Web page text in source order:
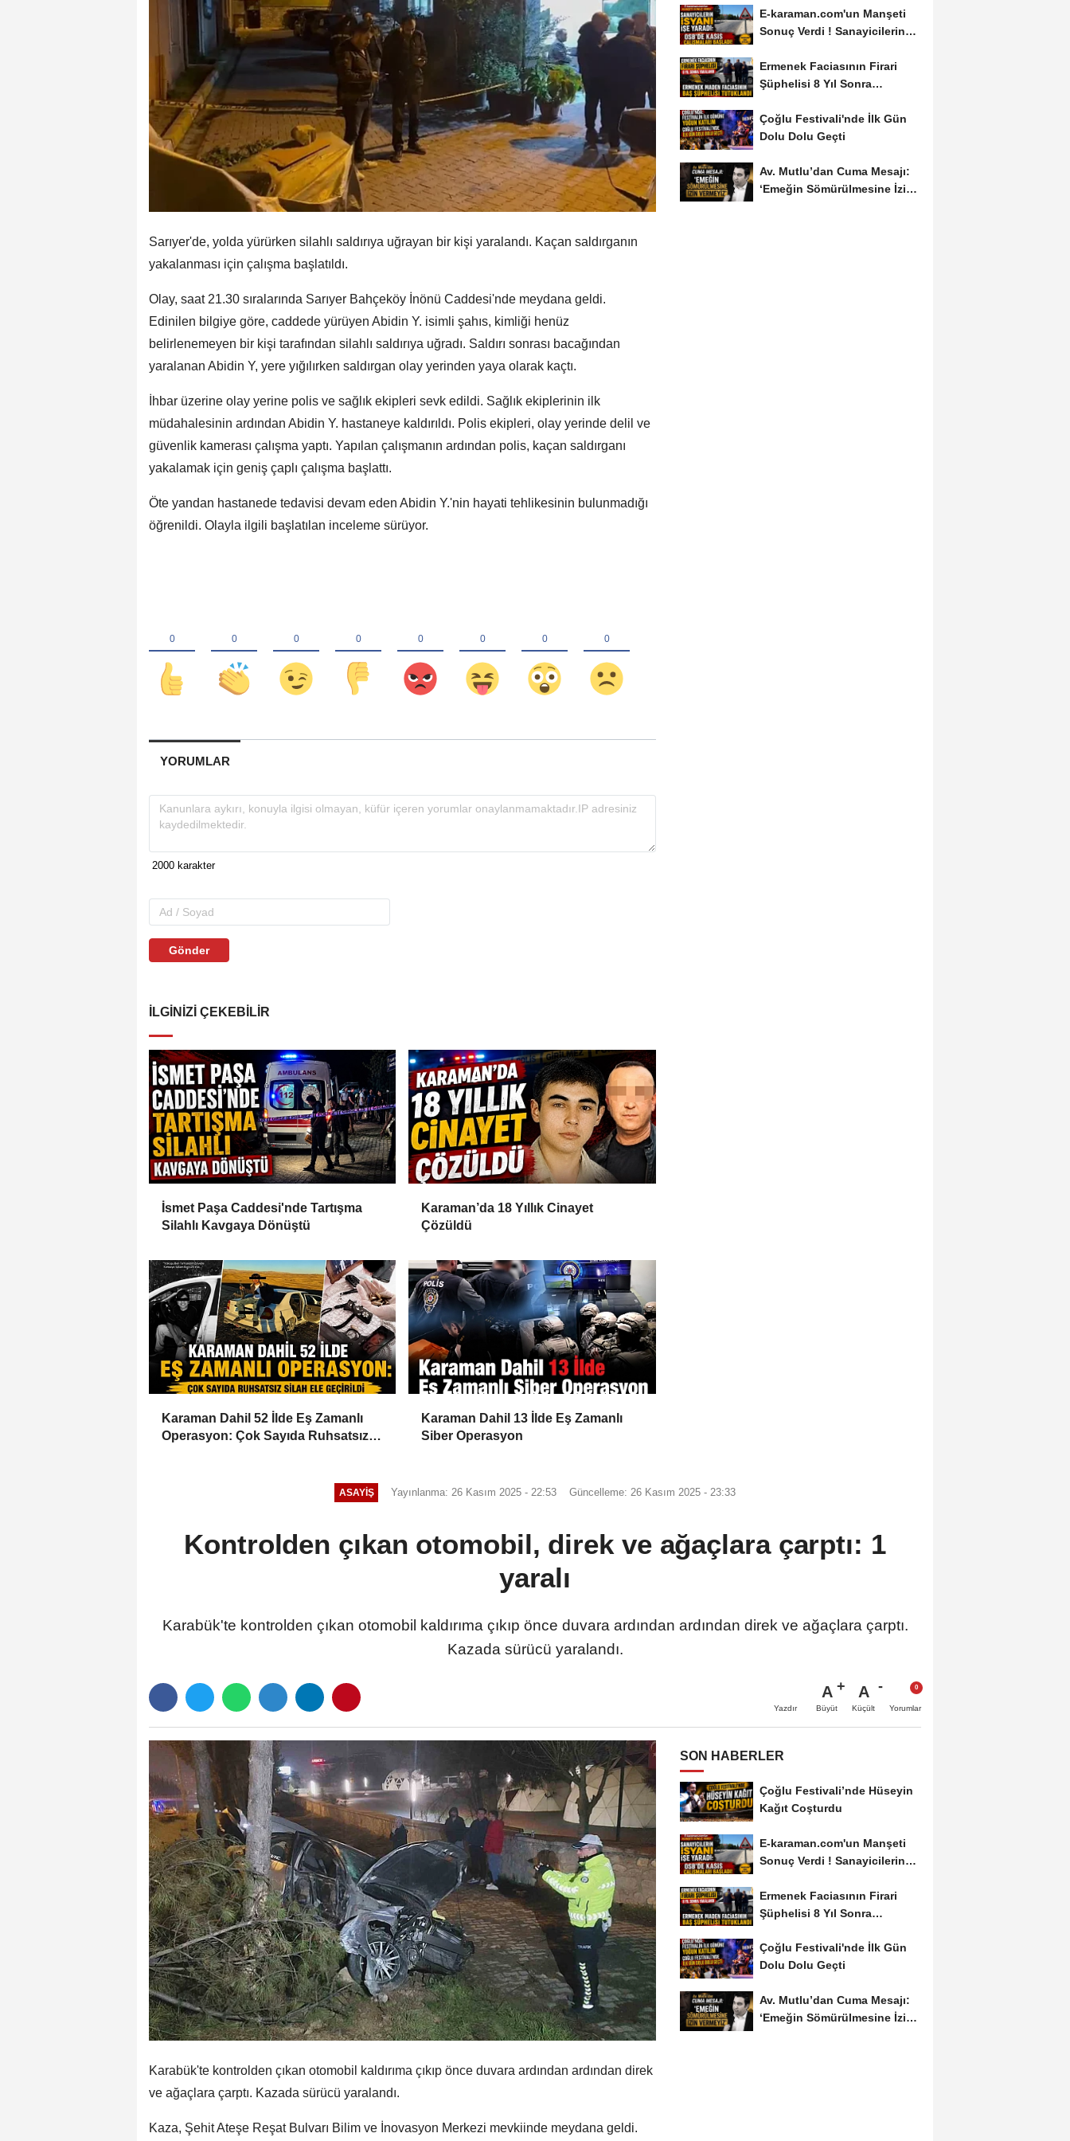
Sarıyer'de, yolda yürürken silahlı saldırıya uğrayan bir kişi yaralandı. Kaçan saldırganın
yakalanması için çalışma başlatıldı.
Olay, saat 21.30 sıralarında Sarıyer Bahçeköy İnönü Caddesi'nde meydana geldi.
Edinilen bilgiye göre, caddede yürüyen Abidin Y. isimli şahıs, kimliği henüz
belirlenemeyen bir kişi tarafından silahlı saldırıya uğradı. Saldırı sonrası bacağından
yaralanan Abidin Y, yere yığılırken saldırgan olay yerinden yaya olarak kaçtı.
İhbar üzerine olay yerine polis ve sağlık ekipleri sevk edildi. Sağlık ekiplerinin ilk
müdahalesinin ardından Abidin Y. hastaneye kaldırıldı. Polis ekipleri, olay yerinde delil ve
güvenlik kamerası çalışma yaptı. Yapılan çalışmanın ardından polis, kaçan saldırganı
yakalamak için geniş çaplı çalışma başlattı.
Öte yandan hastanede tedavisi devam eden Abidin Y.'nin hayati tehlikesinin bulunmadığı
öğrenildi. Olayla ilgili başlatılan inceleme sürüyor.
YORUMLAR
Gönder
İLGINIZI ÇEKEBILIR
İsmet Paşa Caddesi'nde Tartışma
Silahlı Kavgaya Dönüştü
Karaman’da 18 Yıllık Cinayet
Çözüldü
Karaman Dahil 52 İlde Eş Zamanlı
Operasyon: Çok Sayıda Ruhsatsız
Karaman Dahil 13 İlde Eş Zamanlı
Siber Operasyon
E-karaman.com'un Manşeti
Sonuç Verdi ! Sanayicilerin
Ermenek Faciasının Firari
Şüphelisi 8 Yıl Sonra
Çoğlu Festivali'nde İlk Gün
Dolu Dolu Geçti
Av. Mutlu’dan Cuma Mesajı:
‘Emeğin Sömürülmesine İzin
ASAYIŞ Yayınlanma: 26 Kasım 2025 - 22:53 Güncelleme: 26 Kasım 2025 - 23:33
Kontrolden çıkan otomobil, direk ve ağaçlara çarptı: 1
yaralı
Karabük'te kontrolden çıkan otomobil kaldırıma çıkıp önce duvara ardından ardından direk ve ağaçlara çarptı.
Kazada sürücü yaralandı.
Yazdır
A
Büyüt
A
Küçült Yorumlar
Karabük'te kontrolden çıkan otomobil kaldırıma çıkıp önce duvara ardından ardından direk
ve ağaçlara çarptı. Kazada sürücü yaralandı.
Kaza, Şehit Ateşe Reşat Bulvarı Bilim ve İnovasyon Merkezi mevkiinde meydana geldi.
SON HABERLER
Çoğlu Festivali’nde Hüseyin
Kağıt Coşturdu
E-karaman.com'un Manşeti
Sonuç Verdi ! Sanayicilerin
Ermenek Faciasının Firari
Şüphelisi 8 Yıl Sonra
Çoğlu Festivali'nde İlk Gün
Dolu Dolu Geçti
Av. Mutlu’dan Cuma Mesajı:
‘Emeğin Sömürülmesine İzin